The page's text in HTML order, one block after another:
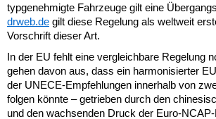
typgenehmigte Fahrzeuge gilt eine
drweb.de gilt diese Regelung als weltweit
Vorschrift dieser Art.
In der EU fehlt eine vergleichbare Regelung
gehen davon aus, dass ein harmonisierter
der UNECE-Empfehlungen innerhalb von
folgen könnte – getrieben durch den
und den wachsenden Druck der Euro-